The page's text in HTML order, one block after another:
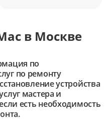
в Москве
по
по ремонту
устройства
мастера и
есть необходимость